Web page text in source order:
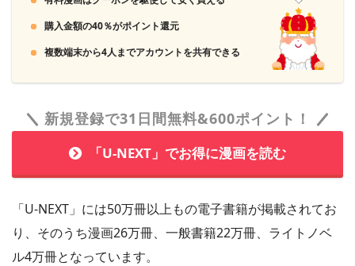
コミックシーモアではポイントをそのまま買うより月額メニ
ューを利用したほうが遥かにお得です。月額登録して即解約
購入金額の40％がポイント還元
複数端末から4人までアカウントを共有できる
新規登録で31日間無料&600ポイント！
「U-NEXT」でお得に漫画を読む
「U-NEXT」には50万冊以上もの電子書籍が掲載されてお
り、そのうち漫画26万冊、一般書籍22万冊、ライトノベ
ル4万冊となっています。